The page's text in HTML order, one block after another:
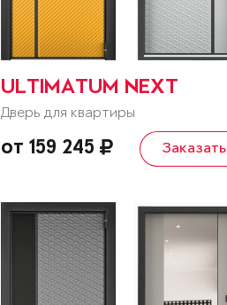
ULTIMATUM NEXT
Дверь для квартиры
от 159 245 Заказать